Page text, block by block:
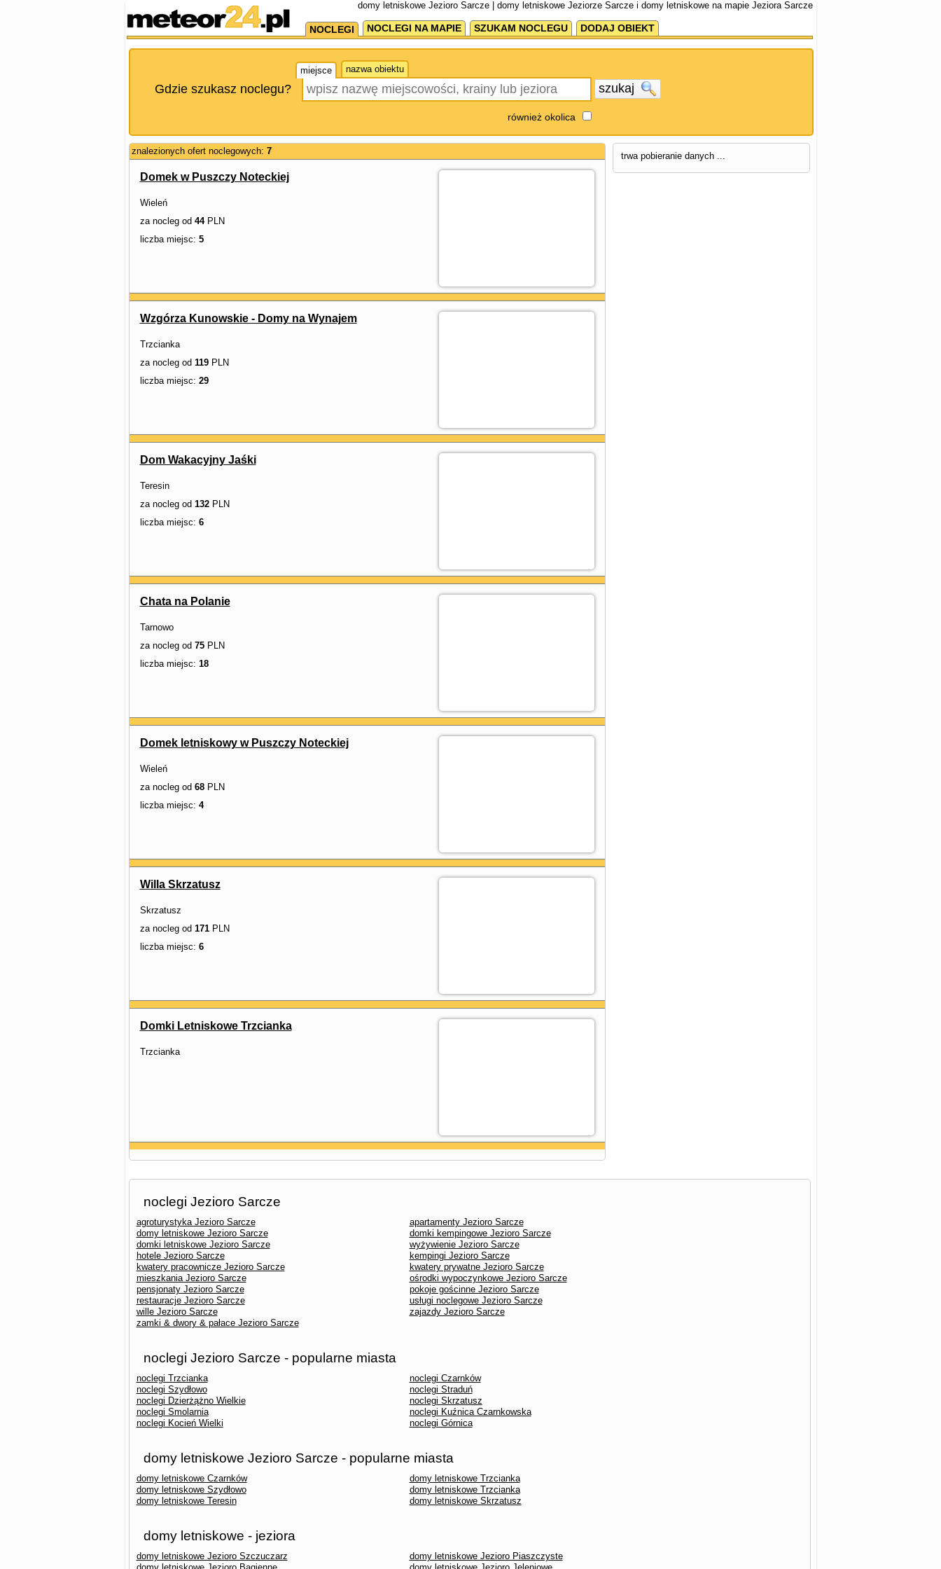
domy letniskowe Jezioro Sarcze | domy letniskowe Jeziorze Sarcze i domy letniskowe na mapie Jeziora Sarcze
NOCLEGI NOCLEGI NA MAPIE SZUKAM NOCLEGU DODAJ OBIEKT
miejsce nazwa obiektu
Gdzie szukasz noclegu? szukaj
również okolica
znalezionych ofert noclegowych: 7
Domek w Puszczy Noteckiej
Wieleń
za nocleg od 44PLN
liczba miejsc: 5
Wzgórza Kunowskie - Domy na Wynajem
Trzcianka
za nocleg od 119PLN
liczba miejsc: 29
Dom Wakacyjny Jaśki
Teresin
za nocleg od 132PLN
liczba miejsc: 6
Chata na Polanie
Tarnowo
za nocleg od 75PLN
liczba miejsc: 18
Domek letniskowy w Puszczy Noteckiej
Wieleń
za nocleg od 68PLN
liczba miejsc: 4
Willa Skrzatusz
Skrzatusz
za nocleg od 171PLN
liczba miejsc: 6
Domki Letniskowe Trzcianka
Trzcianka
trwa pobieranie danych ...
noclegi Jezioro Sarcze
agroturystyka Jezioro Sarcze
apartamenty Jezioro Sarcze
domy letniskowe Jezioro Sarcze
domki kempingowe Jezioro Sarcze
domki letniskowe Jezioro Sarcze
wyżywienie Jezioro Sarcze
hotele Jezioro Sarcze
kempingi Jezioro Sarcze
kwatery pracownicze Jezioro Sarcze
kwatery prywatne Jezioro Sarcze
mieszkania Jezioro Sarcze
ośrodki wypoczynkowe Jezioro Sarcze
pensjonaty Jezioro Sarcze
pokoje gościnne Jezioro Sarcze
restauracje Jezioro Sarcze
usługi noclegowe Jezioro Sarcze
wille Jezioro Sarcze
zajazdy Jezioro Sarcze
zamki & dwory & pałace Jezioro Sarcze
noclegi Jezioro Sarcze - popularne miasta
noclegi Trzcianka
noclegi Czarnków
noclegi Szydłowo
noclegi Straduń
noclegi Dzierżążno Wielkie
noclegi Skrzatusz
noclegi Smolarnia
noclegi Kuźnica Czarnkowska
noclegi Kocień Wielki
noclegi Górnica
domy letniskowe Jezioro Sarcze - popularne miasta
domy letniskowe Czarnków
domy letniskowe Trzcianka
domy letniskowe Szydłowo
domy letniskowe Trzcianka
domy letniskowe Teresin
domy letniskowe Skrzatusz
domy letniskowe - jeziora
domy letniskowe Jezioro Szczuczarz
domy letniskowe Jezioro Piaszczyste